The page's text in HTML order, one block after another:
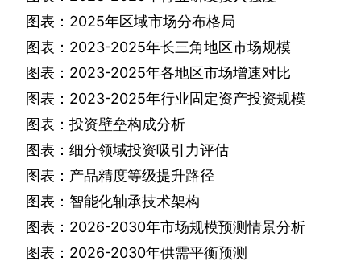
图表： 2025年区域市场分布格局
图表： 2023-2025年长三角地区市场规模
图表： 2023-2025年各地区市场增速对比
图表： 2023-2025年行业固定资产投资规模
图表：投资壁垒构成分析
图表：细分领域投资吸引力评估
图表：产品精度等级提升路径
图表：智能化轴承技术架构
图表： 2026-2030年市场规模预测情景分析
图表： 2026-2030年供需平衡预测